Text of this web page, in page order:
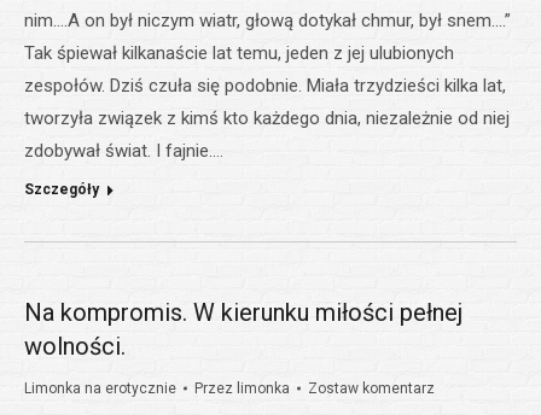
nim….A on był niczym wiatr, głową dotykał chmur, był snem….”
Tak śpiewał kilkanaście lat temu, jeden z jej ulubionych
zespołów. Dziś czuła się podobnie. Miała trzydzieści kilka lat,
tworzyła związek z kimś kto każdego dnia, niezależnie od niej
zdobywał świat. I fajnie.…
Szczegóły
Na kompromis. W kierunku miłości pełnej
wolności.
Limonka na erotycznie Przez limonka Zostaw komentarz